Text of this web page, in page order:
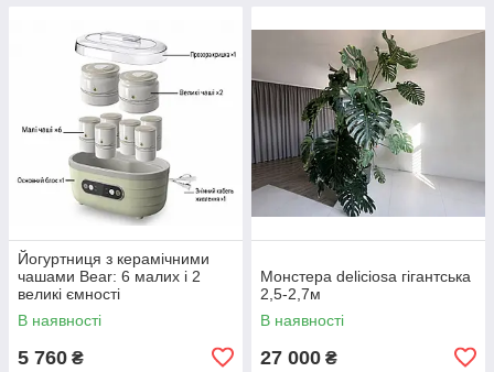
Йогуртниця з керамічними
чашами Bear: 6 малих і 2
великі ємності
В наявності
5 760 ₴
Монстера deliciosa гігантська
2,5-2,7м
В наявності
27 000 ₴